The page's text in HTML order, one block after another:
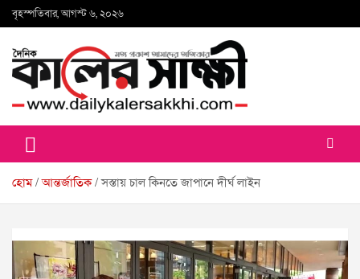
Skip
to
বৃহস্পতিবার, আগস্ট ৬, ২০২৬
কালের সাক্ষী
হোম আন্তর্জাতিক সস্তায় চাল কিনতে জাপানে দীর্ঘ লাইন